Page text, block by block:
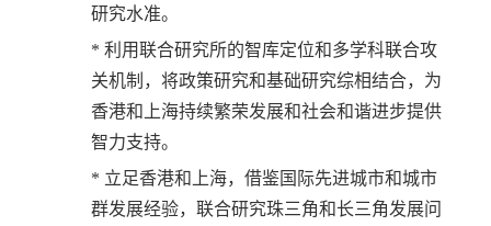
研究水准。
* 利用联合研究所的智库定位和多学科联合攻
关机制，将政策研究和基础研究综相结合，为
香港和上海持续繁荣发展和社会和谐进步提供
智力支持。
* 立足香港和上海，借鉴国际先进城市和城市
群发展经验，联合研究珠三角和长三角发展问